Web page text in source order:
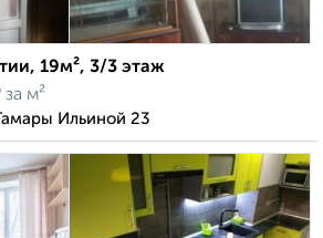
19м², 3/3 этаж
за м²
Ильиной 23